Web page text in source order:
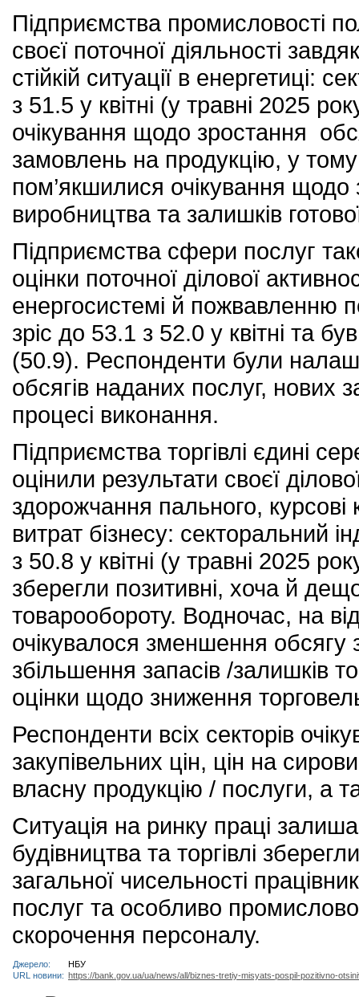
Підприємства промисловості
своєї поточної діяльності
стійкій ситуації в енергетиці:
з 51.5 у квітні (у травні 2025
очікування щодо зростання
замовлень на продукцію, у
пом’якшилися очікування
виробництва та залишків
Підприємства сфери послуг
оцінки поточної ділової
енергосистемі й пожвавленню
зріс до 53.1 з 52.0 у квітні та
(50.9). Респонденти були
обсягів наданих послуг, нових
процесі виконання.
Підприємства торгівлі єдині
оцінили результати своєї
здорожчання пального, курсові
витрат бізнесу: секторальний
з 50.8 у квітні (у травні 2025
зберегли позитивні, хоча й
товарообороту. Водночас, на
очікувалося зменшення обсягу
збільшення запасів /залишків
оцінки щодо зниження
Респонденти всіх секторів
закупівельних цін, цін на
власну продукцію / послуги, а
Ситуація на ринку праці
будівництва та торгівлі
загальної чисельності
послуг та особливо
скорочення персоналу.
Джерело:
НБУ
URL новини: https://bank.gov.ua/ua/news/all/biznes-tretiy-misyats-pospil-pozitivno-